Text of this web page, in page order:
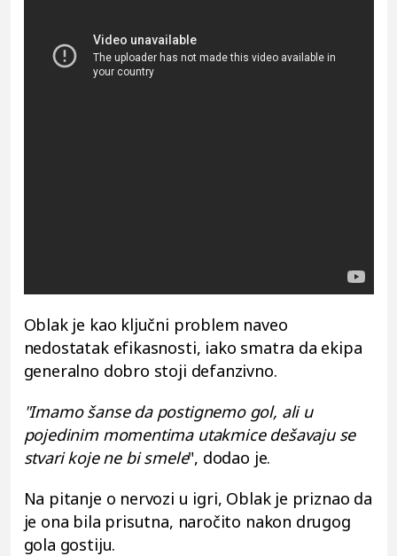
Oblak je kao ključni problem naveo
nedostatak efikasnosti, iako smatra da ekipa
generalno dobro stoji defanzivno.
"Imamo šanse da postignemo gol, ali u
pojedinim momentima utakmice dešavaju se
stvari koje ne bi smele", dodao je.
Na pitanje o nervozi u igri, Oblak je priznao da
je ona bila prisutna, naročito nakon drugog
gola gostiju.